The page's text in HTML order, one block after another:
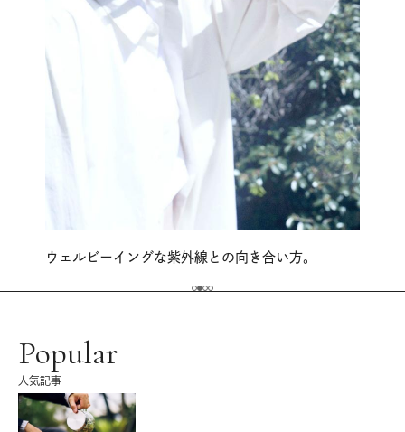
ウェルビーイングな紫外線との向き合い方。
Popular
人気記事